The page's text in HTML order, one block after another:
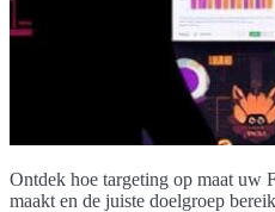
Ontdek hoe targeting op maat uw
maakt en de juiste doelgroep